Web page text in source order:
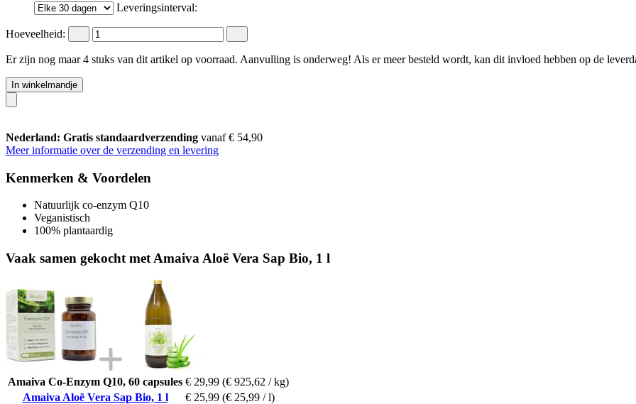
Leveringsinterval:
Hoeveelheid:
Er zijn nog maar 4 stuks van dit artikel op voorraad. Aanvulling is onderweg! Als er meer besteld wordt, kan dit invloed hebben op de
In winkelmandje
Nederland: Gratis standaardverzending vanaf € 54,90
Meer informatie over de verzending en levering
Kenmerken & Voordelen
Natuurlijk co-enzym Q10
Veganistisch
100% plantaardig
Vaak samen gekocht met Amaiva Aloë Vera Sap Bio, 1 l
Amaiva Co-Enzym Q10, 60 capsules € 29,99 (€ 925,62 / kg)
Amaiva Aloë Vera Sap Bio, 1 l
€ 25,99 (€ 25,99 / l)